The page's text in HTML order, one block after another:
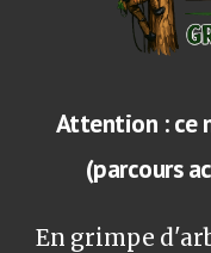
Attention : ce
(parcours
En grimpe